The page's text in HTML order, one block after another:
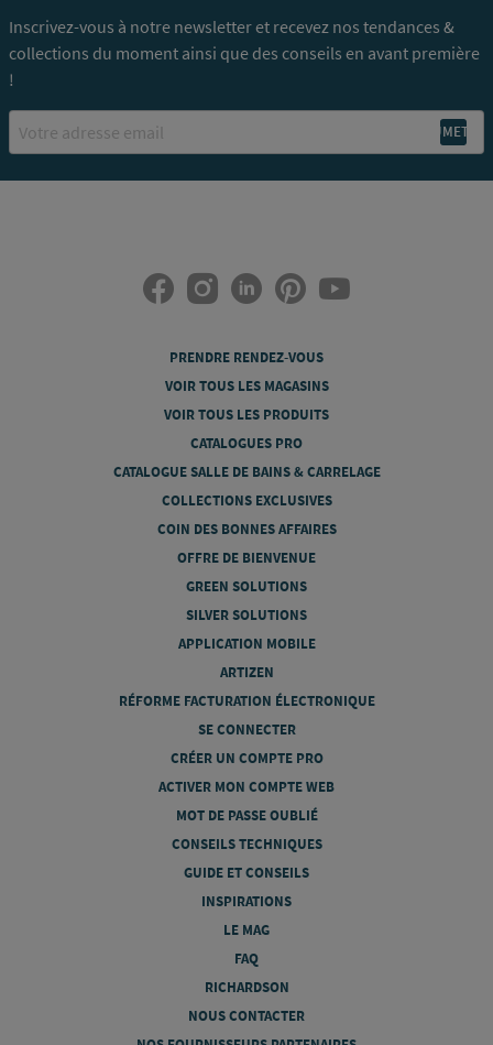
Inscrivez-vous à notre newsletter et recevez nos tendances &
collections du moment ainsi que des conseils en avant première
!
PRENDRE RENDEZ-VOUS
VOIR TOUS LES MAGASINS
VOIR TOUS LES PRODUITS
CATALOGUES PRO
CATALOGUE SALLE DE BAINS & CARRELAGE
COLLECTIONS EXCLUSIVES
COIN DES BONNES AFFAIRES
OFFRE DE BIENVENUE
GREEN SOLUTIONS
SILVER SOLUTIONS
APPLICATION MOBILE
ARTIZEN
RÉFORME FACTURATION ÉLECTRONIQUE
SE CONNECTER
CRÉER UN COMPTE PRO
ACTIVER MON COMPTE WEB
MOT DE PASSE OUBLIÉ
CONSEILS TECHNIQUES
GUIDE ET CONSEILS
INSPIRATIONS
LE MAG
FAQ
RICHARDSON
NOUS CONTACTER